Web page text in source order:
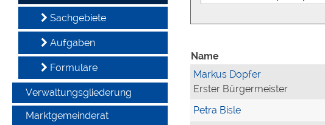
Sachgebiete
Aufgaben
Formulare
Verwaltungsgliederung
Marktgemeinderat
Name
Markus Dopfer
Erster Bürgermeister
Petra Bisle